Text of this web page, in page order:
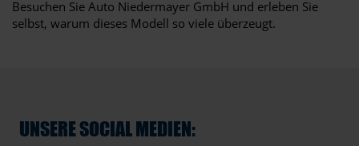
Besuchen Sie Auto Niedermayer GmbH und erleben Sie
selbst, warum dieses Modell so viele überzeugt.
UNSERE SOCIAL MEDIEN: